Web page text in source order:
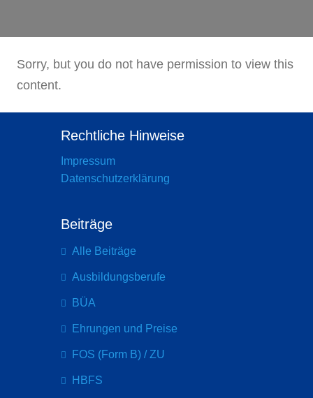
Sorry, but you do not have permission to view this
content.
Rechtliche Hinweise
Impressum
Datenschutzerklärung
Beiträge
Alle Beiträge
Ausbildungsberufe
BÜA
Ehrungen und Preise
FOS (Form B) / ZU
HBFS